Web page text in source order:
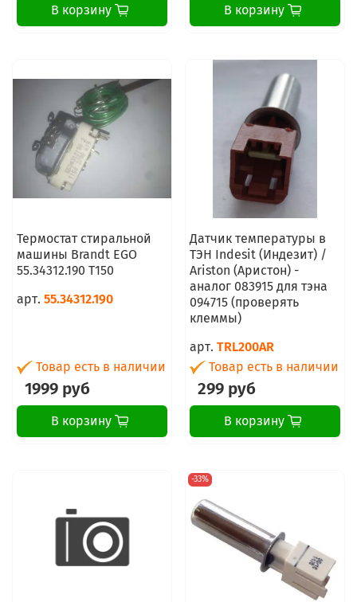
В корзину В корзину
Термостат стиральной
машины Brandt EGO
55.34312.190 T150
арт. 55.34312.190
Товар есть в наличии
1999 руб
В корзину
Датчик температуры в
ТЭН Indesit (Индезит) /
Ariston (Аристон) -
аналог 083915 для тэна
094715 (проверять
клеммы)
арт. TRL200AR
Товар есть в наличии
299 руб
В корзину
-33%